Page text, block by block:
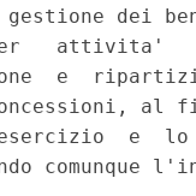
dei
per
e
al
e
comunque